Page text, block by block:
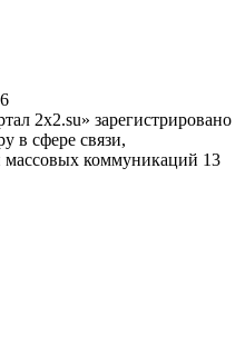
2x2.su» зарегистрировано
в сфере связи,
коммуникаций 13